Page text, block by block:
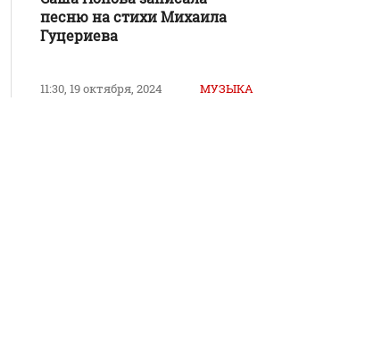
песню на стихи Михаила
Гуцериева
11:30, 19 октября, 2024 МУЗЫКА